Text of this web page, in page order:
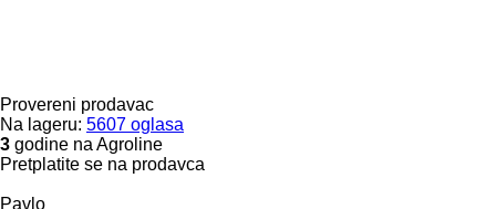
Provereni prodavac
Na lageru: 5607 oglasa
3 godine na Agroline
Pretplatite se na prodavca
Pavlo